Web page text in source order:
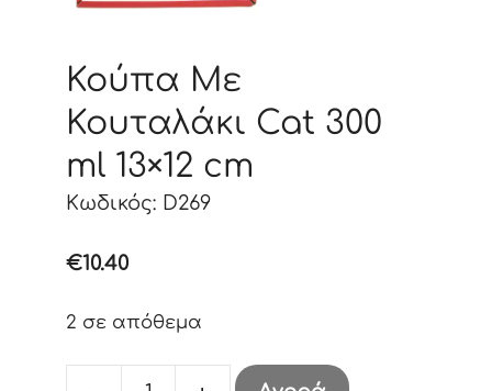
Κούπα Με
Κουταλάκι Cat 300
ml 13×12 cm
Κωδικός: D269
€10.40
2 σε απόθεμα